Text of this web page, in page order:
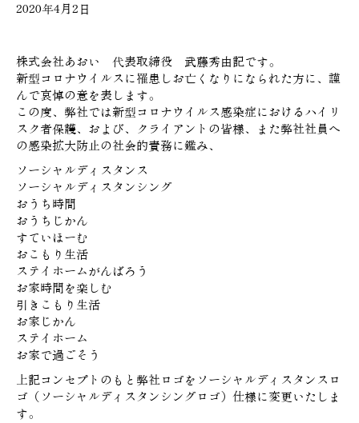
2020年4月2日
株式会社あおい 代表取締役 武藤秀由記です。
新型コロナウイルスに罹患しお亡くなりになられた方に、謹
んで哀悼の意を表します。
この度、弊社では新型コロナウイルス感染症におけるハイリ
スク者保護、および、クライアントの皆様、また弊社社員へ
の感染拡大防止の社会的責務に鑑み、
ソーシャルディスタンス
ソーシャルディスタンシング
おうち時間
おうちじかん
すていほーむ
おこもり生活
ステイホームがんばろう
お家時間を楽しむ
引きこもり生活
お家じかん
ステイホーム
お家で過ごそう
上記コンセプトのもと弊社ロゴをソーシャルディスタンスロ
ゴ（ソーシャルディスタンシングロゴ）仕様に変更いたしま
す。